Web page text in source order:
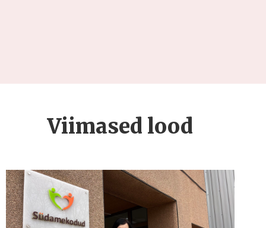
Viimased lood